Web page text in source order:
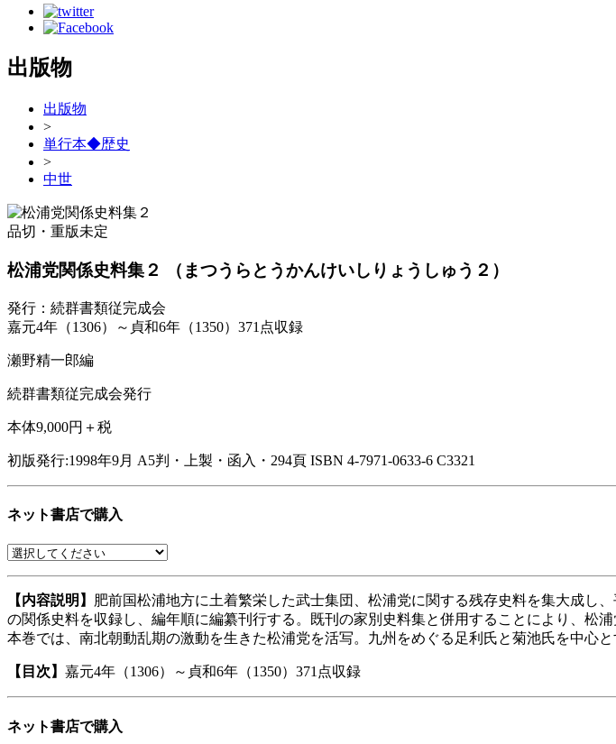
出版物
出版物
>
単行本◆歴史
>
中世
品切・重版未定
松浦党関係史料集２ （まつうらとうかんけいしりょうしゅう２）
発行：続群書類従完成会
嘉元4年（1306）～貞和6年（1350）371点収録
瀬野精一郎編
続群書類従完成会発行
本体9,000円＋税
初版発行:1998年9月 A5判・上製・函入・294頁 ISBN 4-7971-0633-6 C3321
ネット書店で購入
【内容説明】 肥前国松浦地方に土着繁栄した武士集団、松浦党に関する残存史料を集大成し
の関係史料を収録し、編年順に編纂刊行する。既刊の家別史料集と併用することにより、松
本巻では、南北朝動乱期の激動を生きた松浦党を活写。九州をめぐる足利氏と菊池氏を中心
【目次】 嘉元4年（1306）～貞和6年（1350）371点収録
ネット書店で購入